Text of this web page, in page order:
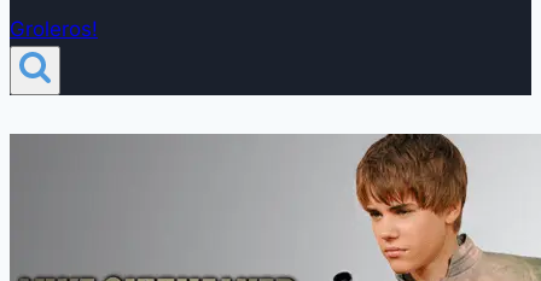
Groleros!